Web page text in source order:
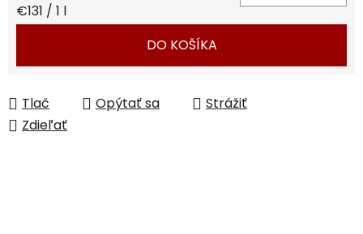
Jednotková cena:
€131 / 1 l
DO KOŠÍKA
Tlač Opýtať sa
Strážiť
Zdieľať